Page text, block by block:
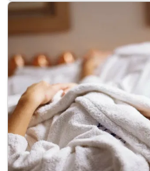
2 x 5-Gänge Abendmenü im
1 x Aroma-Bad in der Whirlwanne
Indoor-Pool mit Ruhe-
inkl. Freibad mit Liegewiese (Mai-
Saunalandschaft (textilfrei) mit
verschiedenen Saunen,
Saunalandschaft (mit Textil) mit
Dampfbad, Salzgrotte, Ruhe-